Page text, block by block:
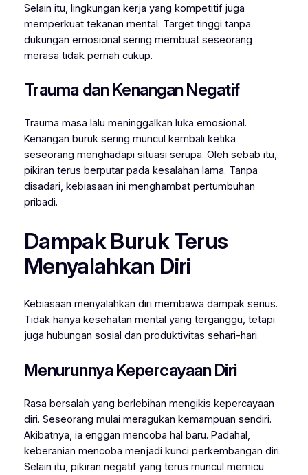
Selain itu, lingkungan kerja yang kompetitif juga
memperkuat tekanan mental. Target tinggi tanpa
dukungan emosional sering membuat seseorang
merasa tidak pernah cukup.
Trauma dan Kenangan Negatif
Trauma masa lalu meninggalkan luka emosional.
Kenangan buruk sering muncul kembali ketika
seseorang menghadapi situasi serupa. Oleh sebab itu,
pikiran terus berputar pada kesalahan lama. Tanpa
disadari, kebiasaan ini menghambat pertumbuhan
pribadi.
Dampak Buruk Terus
Menyalahkan Diri
Kebiasaan menyalahkan diri membawa dampak serius.
Tidak hanya kesehatan mental yang terganggu, tetapi
juga hubungan sosial dan produktivitas sehari-hari.
Menurunnya Kepercayaan Diri
Rasa bersalah yang berlebihan mengikis kepercayaan
diri. Seseorang mulai meragukan kemampuan sendiri.
Akibatnya, ia enggan mencoba hal baru. Padahal,
keberanian mencoba menjadi kunci perkembangan diri.
Selain itu, pikiran negatif yang terus muncul memicu